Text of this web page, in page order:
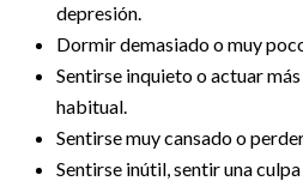
depresión.
Dormir demasiado o muy
Sentirse inquieto o actuar
habitual.
Sentirse muy cansado o
Sentirse inútil, sentir una